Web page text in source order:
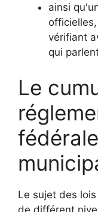
ainsi
vérifiant
qui
Le
Le sujet des
de différent